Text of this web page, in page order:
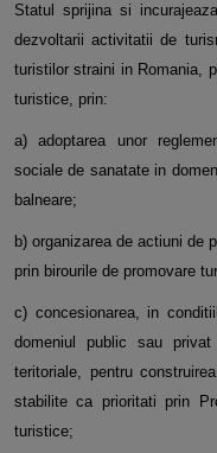
Statul sprijina si
dezvoltarii activitatii de
turistilor straini in Romania,
turistice, prin:
a) adoptarea unor
sociale de sanatate in
balneare;
b) organizarea de actiuni de
prin birourile de promovare
c) concesionarea, in
domeniul public sau
teritoriale, pentru
stabilite ca prioritati prin
turistice;